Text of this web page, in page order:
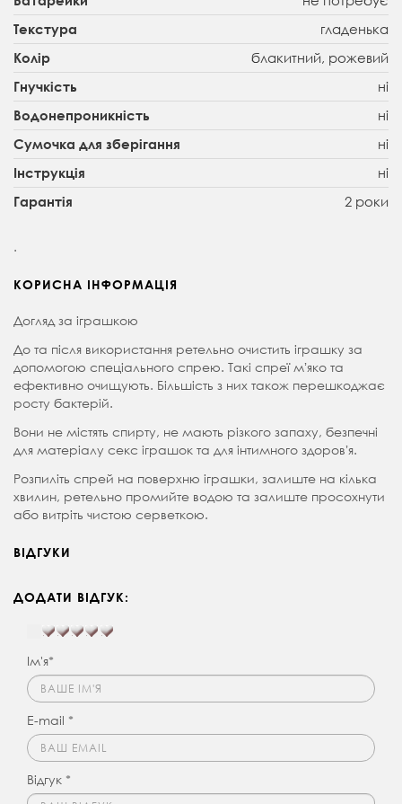
Текстура гладенька
Колір блакитний, рожевий
Гнучкість ні
Водонепроникність ні
Сумочка для зберігання ні
Інструкція ні
Гарантія 2 роки
.
КОРИСНА ІНФОРМАЦІЯ
Догляд за іграшкою
До та після використання ретельно очистить іграшку за
допомогою спеціального спрею. Такі спреї мʼяко та
ефективно очищують. Більшість з них також перешкоджає
росту бактерій.
Вони не містять спирту, не мають різкого запаху, безпечні
для матеріалу секс іграшок та для інтимного здоровʼя.
Розпиліть спрей на поверхню іграшки, залиште на кілька
хвилин, ретельно промийте водою та залиште просохнути
або витріть чистою серветкою.
ВІДГУКИ
ДОДАТИ ВІДГУК:
Ім'я*
E-mail *
Відгук *